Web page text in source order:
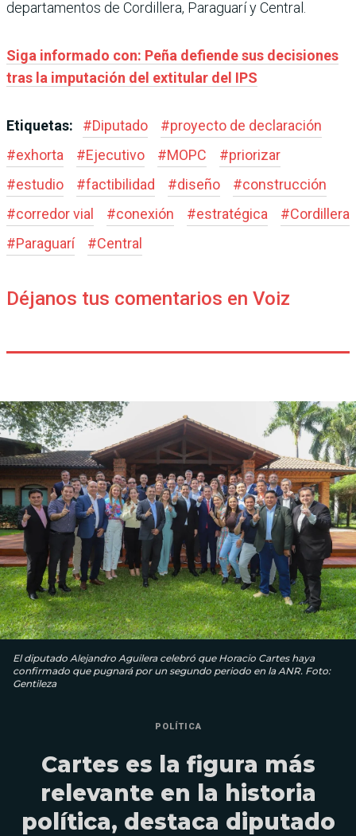
departamentos de Cordillera, Paraguarí y Central.
Siga informado con: Peña defiende sus decisiones
tras la imputación del extitular del IPS
Etiquetas: #Diputado #proyecto de declaración
#exhorta #Ejecutivo #MOPC #priorizar
#estudio #factibilidad #diseño #construcción
#corredor vial #conexión #estratégica #Cordillera
#Paraguarí #Central
Déjanos tus comentarios en Voiz
El diputado Alejandro Aguilera celebró que Horacio Cartes haya
confirmado que pugnará por un segundo periodo en la ANR. Foto:
Gentileza
POLÍTICA
Cartes es la figura más
relevante en la historia
política, destaca diputado